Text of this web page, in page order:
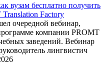
вузам бесплатно получить
Factory
очередной вебинар,
компании PROMT
заведений. Вебинар
лингвистич